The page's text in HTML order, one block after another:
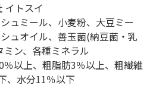
イトスイ
ュミール、小麦粉、大豆ミー
ュオイル、善玉菌(納豆菌・乳
ン、各種ミネラル
％以上、粗脂肪3％以上、粗繊維
、水分11％以下